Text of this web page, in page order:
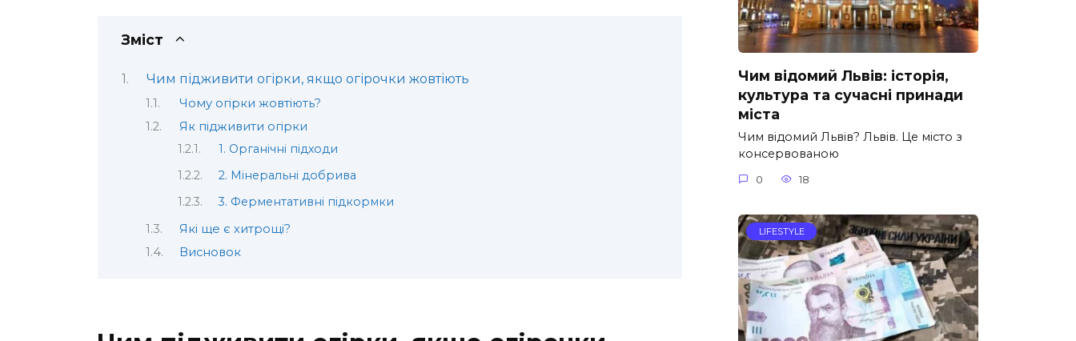
Зміст
Чим підживити огірки, якщо огірочки жовтіють
Чому огірки жовтіють?
Як підживити огірки
1. Органічні підходи
2. Мінеральні добрива
3. Ферментативні підкормки
Які ще є хитрощі?
Висновок
Чим відомий Львів: історія,
культура та сучасні принади
міста
Чим відомий Львів? Львів. Це місто з
консервованою
0 18
LIFESTYLE